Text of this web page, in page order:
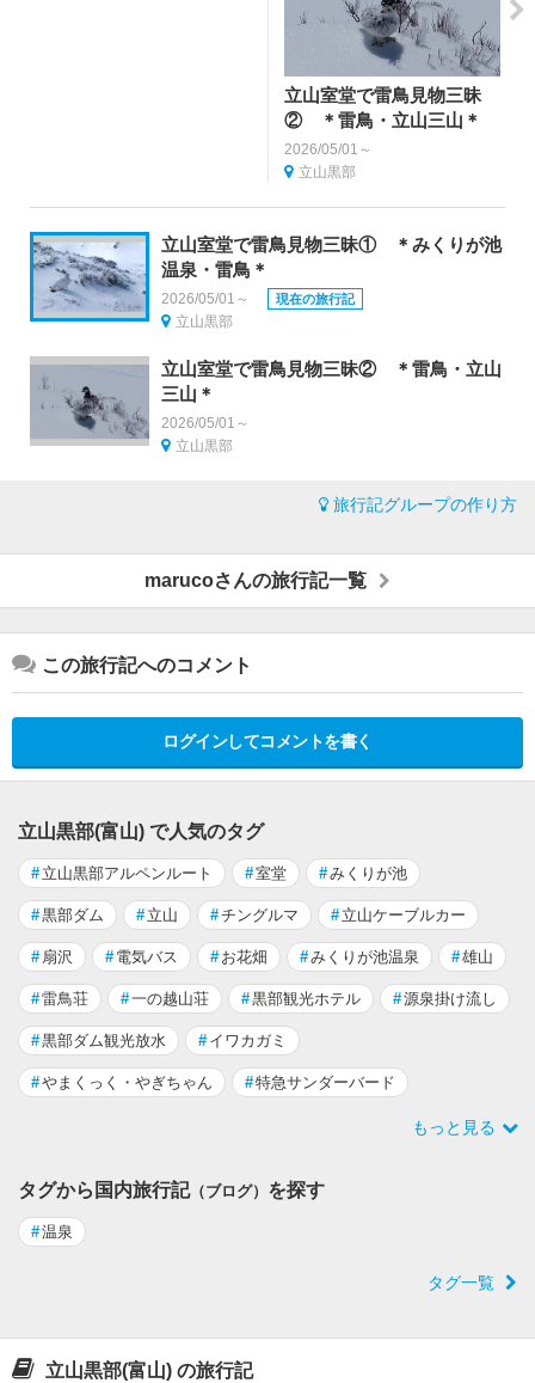
立山室堂で雷鳥見物三昧
② ＊雷鳥・立山三山＊
2026/05/01～
立山黒部
立山室堂で雷鳥見物三昧① ＊みくりが池
温泉・雷鳥＊
2026/05/01～ 現在の旅行記
立山黒部
立山室堂で雷鳥見物三昧② ＊雷鳥・立山
三山＊
2026/05/01～
立山黒部
旅行記グループの作り方
marucoさんの旅行記一覧
この旅行記へのコメント
ログインしてコメントを書く
立山黒部(富山) で人気のタグ
# 立山黒部アルペンルート #室堂 #みくりが池
#黒部ダム # 立山 #チングルマ # 立山ケーブルカー
# 扇沢 # 電気バス # お花畑 #みくりが池温泉 #雄山
#雷鳥荘 #一の越山荘 #黒部観光ホテル #源泉掛け流し
#黒部ダム観光放水 # イワカガミ
#やまくっく・やぎちゃん #特急サンダーバード
もっと見る
タグから国内旅行記（ブログ） を探す
#温泉
タグ一覧
立山黒部(富山) の旅行記